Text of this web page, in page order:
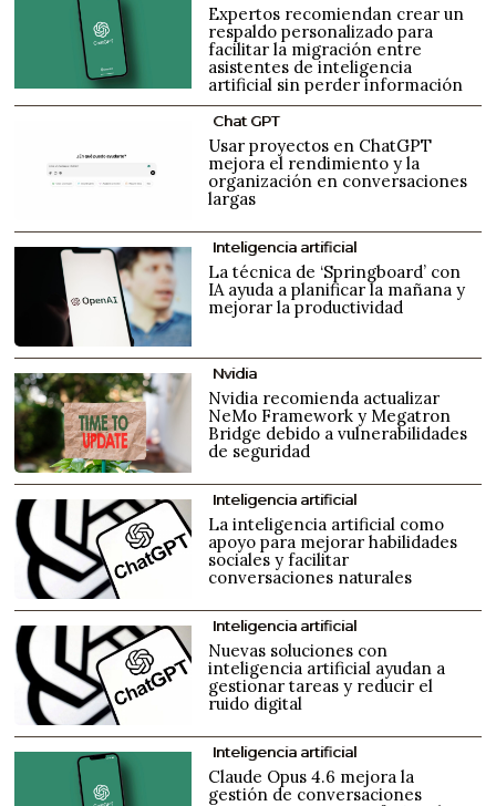
Expertos recomiendan crear un
respaldo personalizado para
facilitar la migración entre
asistentes de inteligencia
artificial sin perder información
Chat GPT
Usar proyectos en ChatGPT
mejora el rendimiento y la
organización en conversaciones
largas
Inteligencia artificial
La técnica de ‘Springboard’ con
IA ayuda a planificar la mañana y
mejorar la productividad
Nvidia
Nvidia recomienda actualizar
NeMo Framework y Megatron
Bridge debido a vulnerabilidades
de seguridad
Inteligencia artificial
La inteligencia artificial como
apoyo para mejorar habilidades
sociales y facilitar
conversaciones naturales
Inteligencia artificial
Nuevas soluciones con
inteligencia artificial ayudan a
gestionar tareas y reducir el
ruido digital
Inteligencia artificial
Claude Opus 4.6 mejora la
gestión de conversaciones